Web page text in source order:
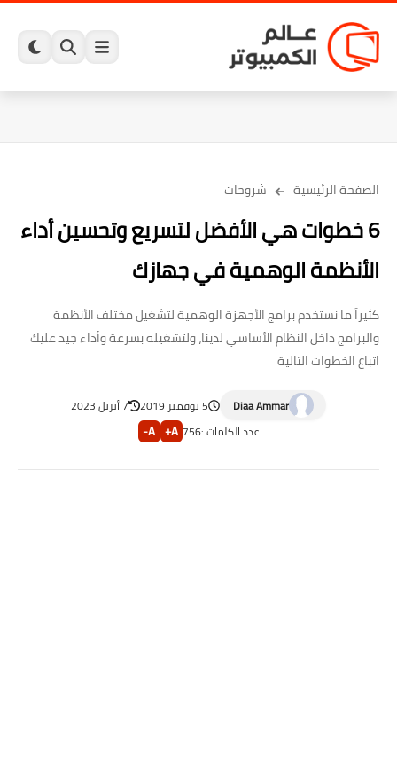
الصفحة الرئيسية شروحات
6 خطوات هي الأفضل لتسريع وتحسين أداء
الأنظمة الوهمية في جهازك
كثيراً ما نستخدم برامج الأجهزة الوهمية لتشغيل مختلف الأنظمة
والبرامج داخل النظام الأساسي لدينا، ولتشغيله بسرعة وأداء جيد عليك
اتباع الخطوات التالية
Diaa Ammar 5 نوفمبر 2019
7 أبريل 2023
عدد الكلمات :756
A+
A-